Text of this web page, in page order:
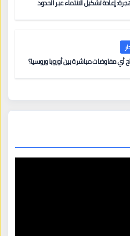
إعادة تشكيل الانتماء عبر الحدود
أي مفاوضات مباشرة بين أوروبا وروسيا؟